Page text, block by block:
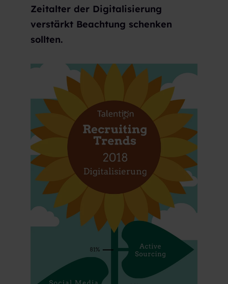
Zeitalter der Digitalisierung
verstärkt Beachtung schenken
sollten.